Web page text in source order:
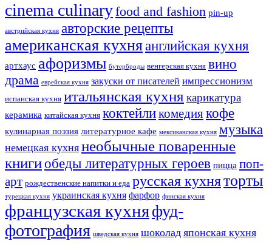
cinema culinaryfood аnd fashion pin-up
австрийская кухня авторские рецепты
американская кухняанглийская кухня
артхаус афоризмы бутерброды венгерская кухня вино
драма еврейская кухня закуски от писателей импрессионизм
испанская кухня итальянская кухня карикатура
керамика китайская кухня коктейликомедиякофе
кулинарная поэзия литературное кафе мексиканская кухня музыка
немецкая кухня необычные поваренные
книгиобеды литературных героев пицца поп-
арт рождественские напитки и еда русская кухняторты
турецкая кухня украинская кухня фарфор финская кухня
французская кухняфуд-
фотография шведская кухня шоколад японская кухня